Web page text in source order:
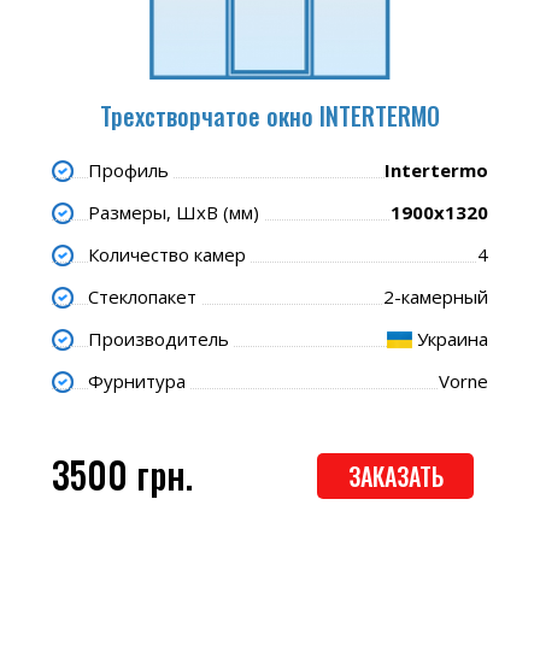
Трехстворчатое окно INTERTERMO
Профиль
Intertermo
Размеры, ШхВ (мм)
1900х1320
Количество камер
4
Стеклопакет
2-камерный
Производитель
Украина
Фурнитура
Vorne
3500 грн. ЗАКАЗАТЬ